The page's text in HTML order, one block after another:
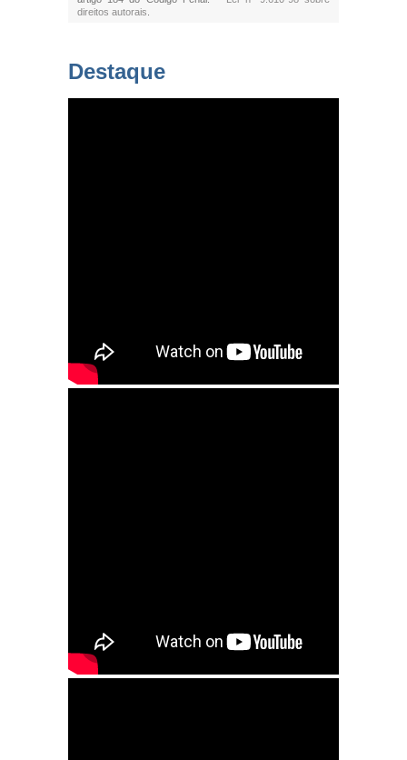
direitos autorais
Destaque